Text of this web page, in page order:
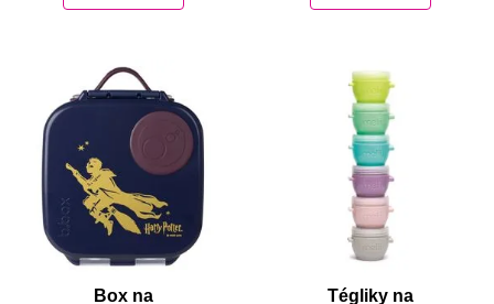
Box na
Tégliky na